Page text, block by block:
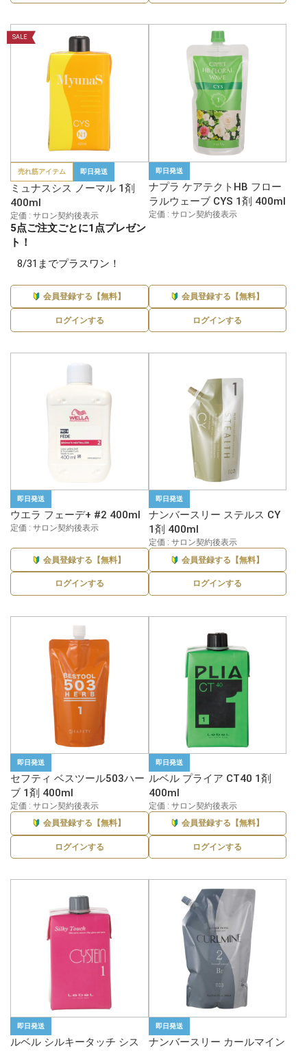
SALE
売れ筋アイテム 即日発送
ミュナスシス ノーマル 1剤
400ml
定価 : サロン契約後表示
5点ご注文ごとに1点プレゼン
ト！
8/31までプラスワン！
会員登録する【無料】
ログインする
即日発送
ナプラ ケアテクトHB フロー
ラルウェーブ CYS 1剤 400ml
定価 : サロン契約後表示
会員登録する【無料】
ログインする
即日発送
ウエラ フェーデ+ #2 400ml
定価 : サロン契約後表示
会員登録する【無料】
ログインする
即日発送
ナンバースリー ステルス CY
1剤 400ml
定価 : サロン契約後表示
会員登録する【無料】
ログインする
即日発送
セフティ ベスツール503ハー
ブ 1剤 400ml
定価 : サロン契約後表示
会員登録する【無料】
ログインする
即日発送
ルベル プライア CT40 1剤
400ml
定価 : サロン契約後表示
会員登録する【無料】
ログインする
即日発送
ルベル シルキータッチ シス
即日発送
ナンバースリー カールマイン